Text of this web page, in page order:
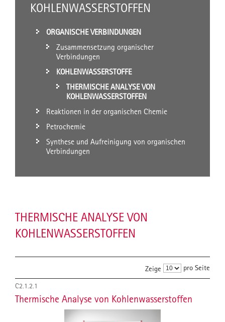
KOHLENWASSERSTOFFEN
ORGANISCHE VERBINDUNGEN
Zusammensetzung organischer
Verbindungen
KOHLENWASSERSTOFFE
THERMISCHE ANALYSE VON
KOHLENWASSERSTOFFEN
Reaktionen in der organischen Chemie
Petrochemie
Synthese und Aufreinigung von organischen
Verbindungen
THERMISCHE ANALYSE VON
KOHLENWASSERSTOFFEN
Zeige pro Seite
C2.1.2.1
Thermische Analyse von Kohlenwasserstoffen